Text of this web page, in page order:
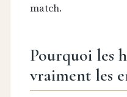
match.
Pourquoi les
vraiment les